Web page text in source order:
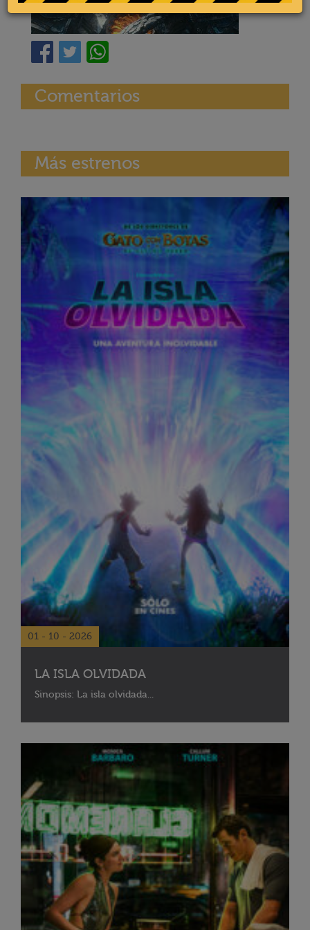
Comentarios
Más estrenos
01 - 10 - 2026
LA ISLA OLVIDADA
Sinopsis: La isla olvidada...